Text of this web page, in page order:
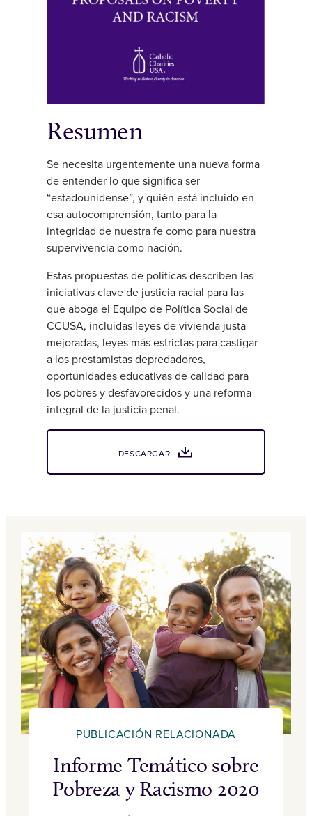
Resumen
Se necesita urgentemente una nueva forma
de entender lo que significa ser
“estadounidense”, y quién está incluido en
esa autocomprensión, tanto para la
integridad de nuestra fe como para nuestra
supervivencia como nación.
Estas propuestas de políticas describen las
iniciativas clave de justicia racial para las
que aboga el Equipo de Política Social de
CCUSA, incluidas leyes de vivienda justa
mejoradas, leyes más estrictas para castigar
a los prestamistas depredadores,
oportunidades educativas de calidad para
los pobres y desfavorecidos y una reforma
integral de la justicia penal.
DESCARGAR
PUBLICACIÓN RELACIONADA
Informe Temático sobre
Pobreza y Racismo 2020